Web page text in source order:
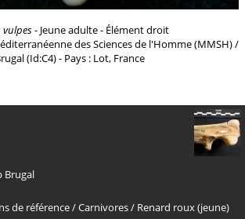
vulpes- Jeune adulte - Élément droit
des Sciences de l'Homme (MMSH) /
(Id:C4) - Pays : Lot, France
Brugal
de référence/Carnivores/ Renard roux (jeune)